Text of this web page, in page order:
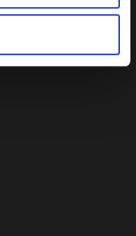
Fatboy Junior
Stonewashed